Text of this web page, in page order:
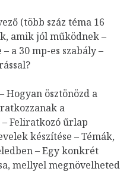
(több száz téma 16
amik jól működnek –
a 30 mp-es szabály –
– Hogyan ösztönözd a
a
Feliratkozó űrlap
készítése – Témák,
– Egy konkrét
mellyel megnövelheted